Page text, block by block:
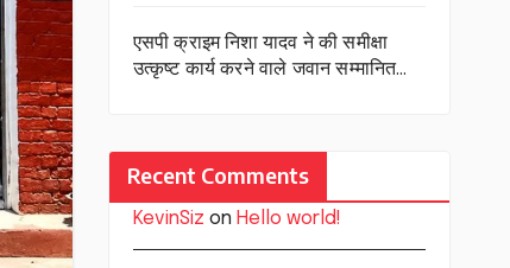
एसपी क्राइम निशा यादव ने की समीक्षा
उत्कृष्ट कार्य करने वाले जवान सम्मानित…
Recent Comments
KevinSiz on Hello world!